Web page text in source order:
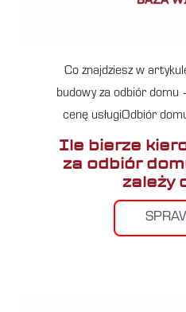
Co znajdziesz w
budowy za odbiór domu
cenę usługiOdbiór
Ile bierze
za odbiór
zależy